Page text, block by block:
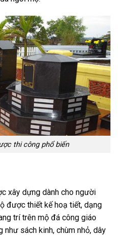
thi công phổ biến
xây dựng dành cho người
được thiết kế hoạ tiết, dạng
trí trên mộ đá công giáo
sách kinh, chùm nhỏ, dây